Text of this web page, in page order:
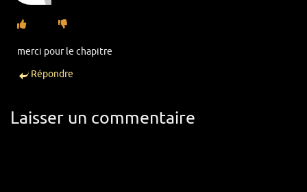
merci pour le chapitre
Répondre
Laisser un commentaire